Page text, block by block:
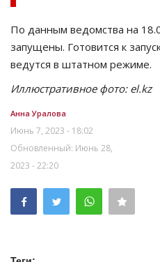
По данным ведомства на
запущены. Готовится к
ведутся в штатном режиме.
Иллюстративное фото: el.kz
Анна Уралова
Июнь 7, 2023 - 18:02
Обновленный: Июнь 28,
2023 - 22:20